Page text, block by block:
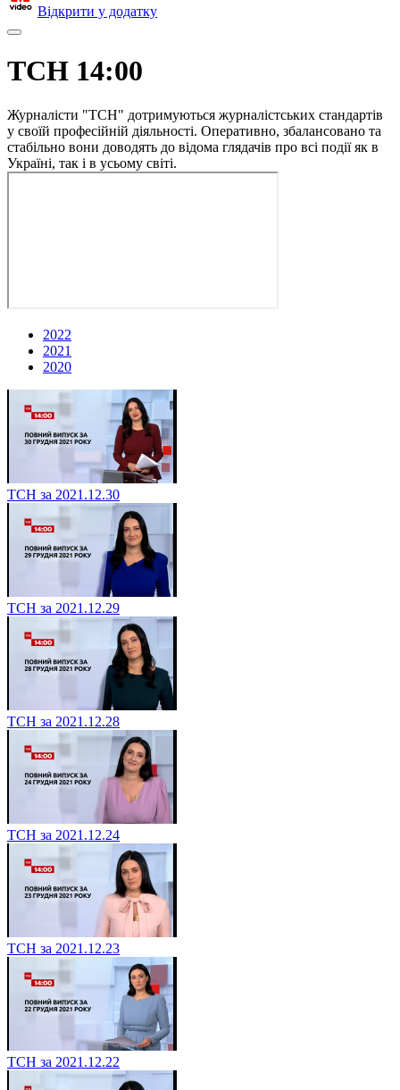
Відкрити у додатку
ТСН 14:00
Журналісти "ТСН" дотримуються журналістських стандартів
у своїй професійній діяльності. Оперативно, збалансовано та
стабільно вони доводять до відома глядачів про всі події як в
Україні, так і в усьому світі.
2022
2021
2020
ТСН за 2021.12.30
ТСН за 2021.12.29
ТСН за 2021.12.28
ТСН за 2021.12.24
ТСН за 2021.12.23
ТСН за 2021.12.22